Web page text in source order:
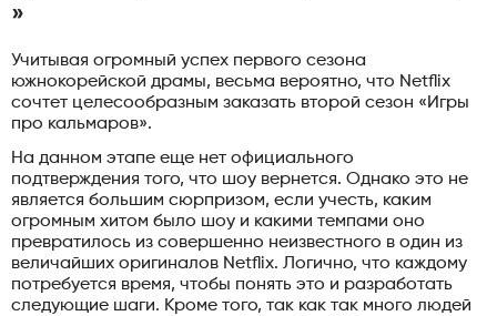
»
Учитывая огромный успех первого сезона
южнокорейской драмы, весьма вероятно, что Netflix
сочтет целесообразным заказать второй сезон «Игры
про кальмаров».
На данном этапе еще нет официального
подтверждения того, что шоу вернется. Однако это не
является большим сюрпризом, если учесть, каким
огромным хитом было шоу и какими темпами оно
превратилось из совершенно неизвестного в один из
величайших оригиналов Netflix. Логично, что каждому
потребуется время, чтобы понять это и разработать
следующие шаги. Кроме того, так как так много людей